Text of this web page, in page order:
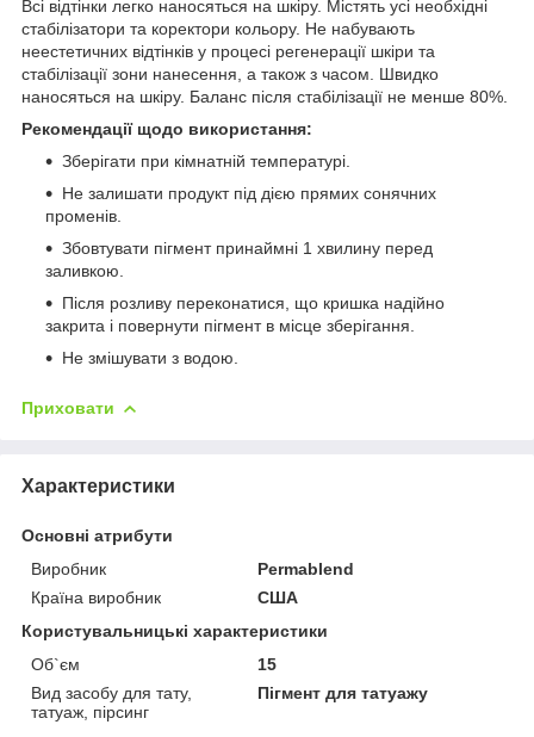
Всі відтінки легко наносяться на шкіру. Містять усі необхідні
стабілізатори та коректори кольору. Не набувають
неестетичних відтінків у процесі регенерації шкіри та
стабілізації зони нанесення, а також з часом. Швидко
наносяться на шкіру. Баланс після стабілізації не менше 80%.
Рекомендації щодо використання:
Зберігати при кімнатній температурі.
Не залишати продукт під дією прямих сонячних
променів.
Збовтувати пігмент принаймні 1 хвилину перед
заливкою.
Після розливу переконатися, що кришка надійно
закрита і повернути пігмент в місце зберігання.
Не змішувати з водою.
Приховати
Характеристики
Основні атрибути
Виробник
Permablend
Країна виробник
США
Користувальницькі характеристики
Об`єм
15
Вид засобу для тату,
татуаж, пірсинг
Пігмент для татуажу